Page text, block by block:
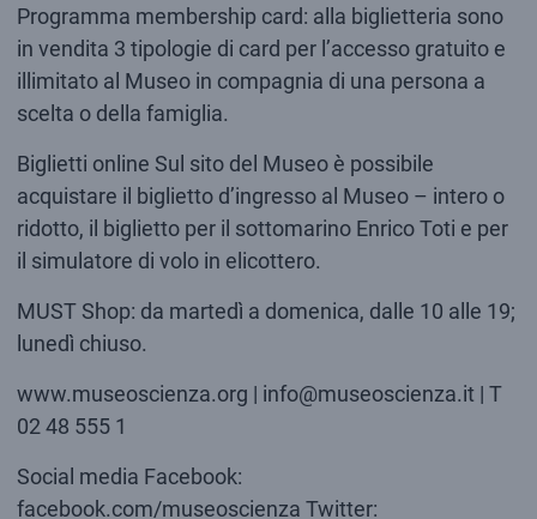
Programma membership card: alla biglietteria sono
in vendita 3 tipologie di card per l’accesso gratuito e
illimitato al Museo in compagnia di una persona a
scelta o della famiglia.
Biglietti online Sul sito del Museo è possibile
acquistare il biglietto d’ingresso al Museo – intero o
ridotto, il biglietto per il sottomarino Enrico Toti e per
il simulatore di volo in elicottero.
MUST Shop: da martedì a domenica, dalle 10 alle 19;
lunedì chiuso.
www.museoscienza.org | info@museoscienza.it | T
02 48 555 1
Social media Facebook:
facebook.com/museoscienza Twitter: